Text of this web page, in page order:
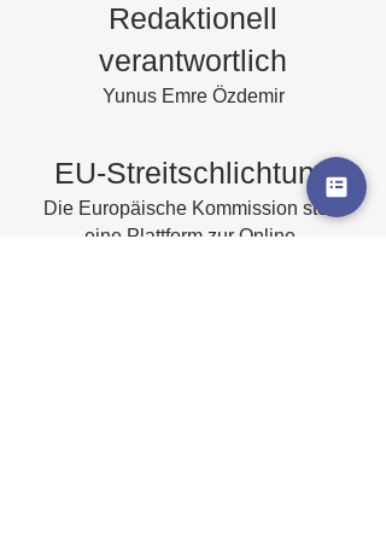
Redaktionell
verantwortlich
Yunus Emre Özdemir
EU-Streitschlichtung
Die Europäische Kommission stellt
eine Plattform zur Online-